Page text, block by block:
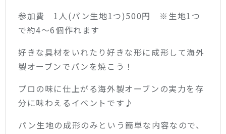
参加費 1人(パン生地1つ)500円 ※生地1つ
で約4～6個作れます
好きな具材をいれたり好きな形に成形して海外
製オーブンでパンを焼こう！
プロの味に仕上がる海外製オーブンの実力を存
分に味わえるイベントです♪
パン生地の成形のみという簡単な内容なので、